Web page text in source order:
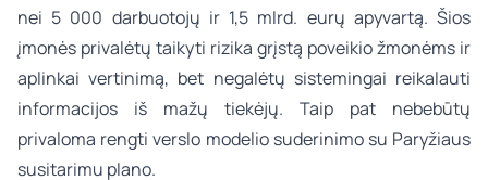
nei 5 000 darbuotojų ir 1,5 mlrd. eurų apyvartą. Šios
įmonės privalėtų taikyti rizika grįstą poveikio žmonėms ir
aplinkai vertinimą, bet negalėtų sistemingai reikalauti
informacijos iš mažų tiekėjų. Taip pat nebebūtų
privaloma rengti verslo modelio suderinimo su Paryžiaus
susitarimu plano.